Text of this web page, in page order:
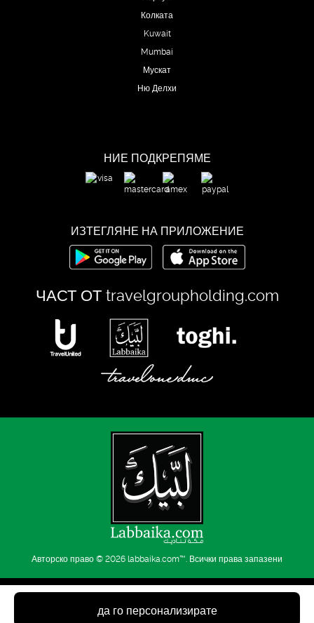
да го персонализирате
Колката
Kuwait
Mumbai
Мускат
Ню Делхи
НИЕ ПОДКРЕПЯМЕ
ИЗТЕГЛЯНЕ НА ПРИЛОЖЕНИЕ
ЧАСТ ОТ travelgroupholding.com
Авторско право © 2026 labbaika.com™ . Всички права запазени